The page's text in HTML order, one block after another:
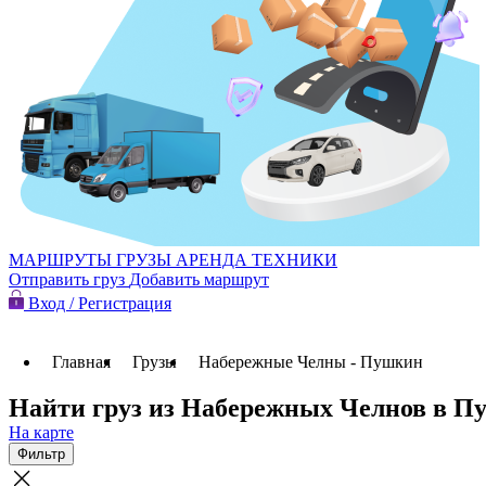
МАРШРУТЫ ГРУЗЫ АРЕНДА ТЕХНИКИ
Отправить груз Добавить маршрут
Вход / Регистрация
Главная Грузы Набережные Челны - Пушкин
Найти груз из Набережных Челнов в
На карте
Фильтр